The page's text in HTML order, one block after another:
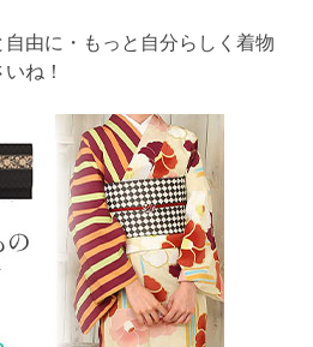
由に・もっと自分らしく着物
ね！